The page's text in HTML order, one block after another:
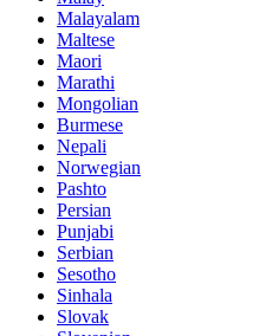
Malayalam
Maltese
Maori
Marathi
Mongolian
Burmese
Nepali
Norwegian
Pashto
Persian
Punjabi
Serbian
Sesotho
Sinhala
Slovak